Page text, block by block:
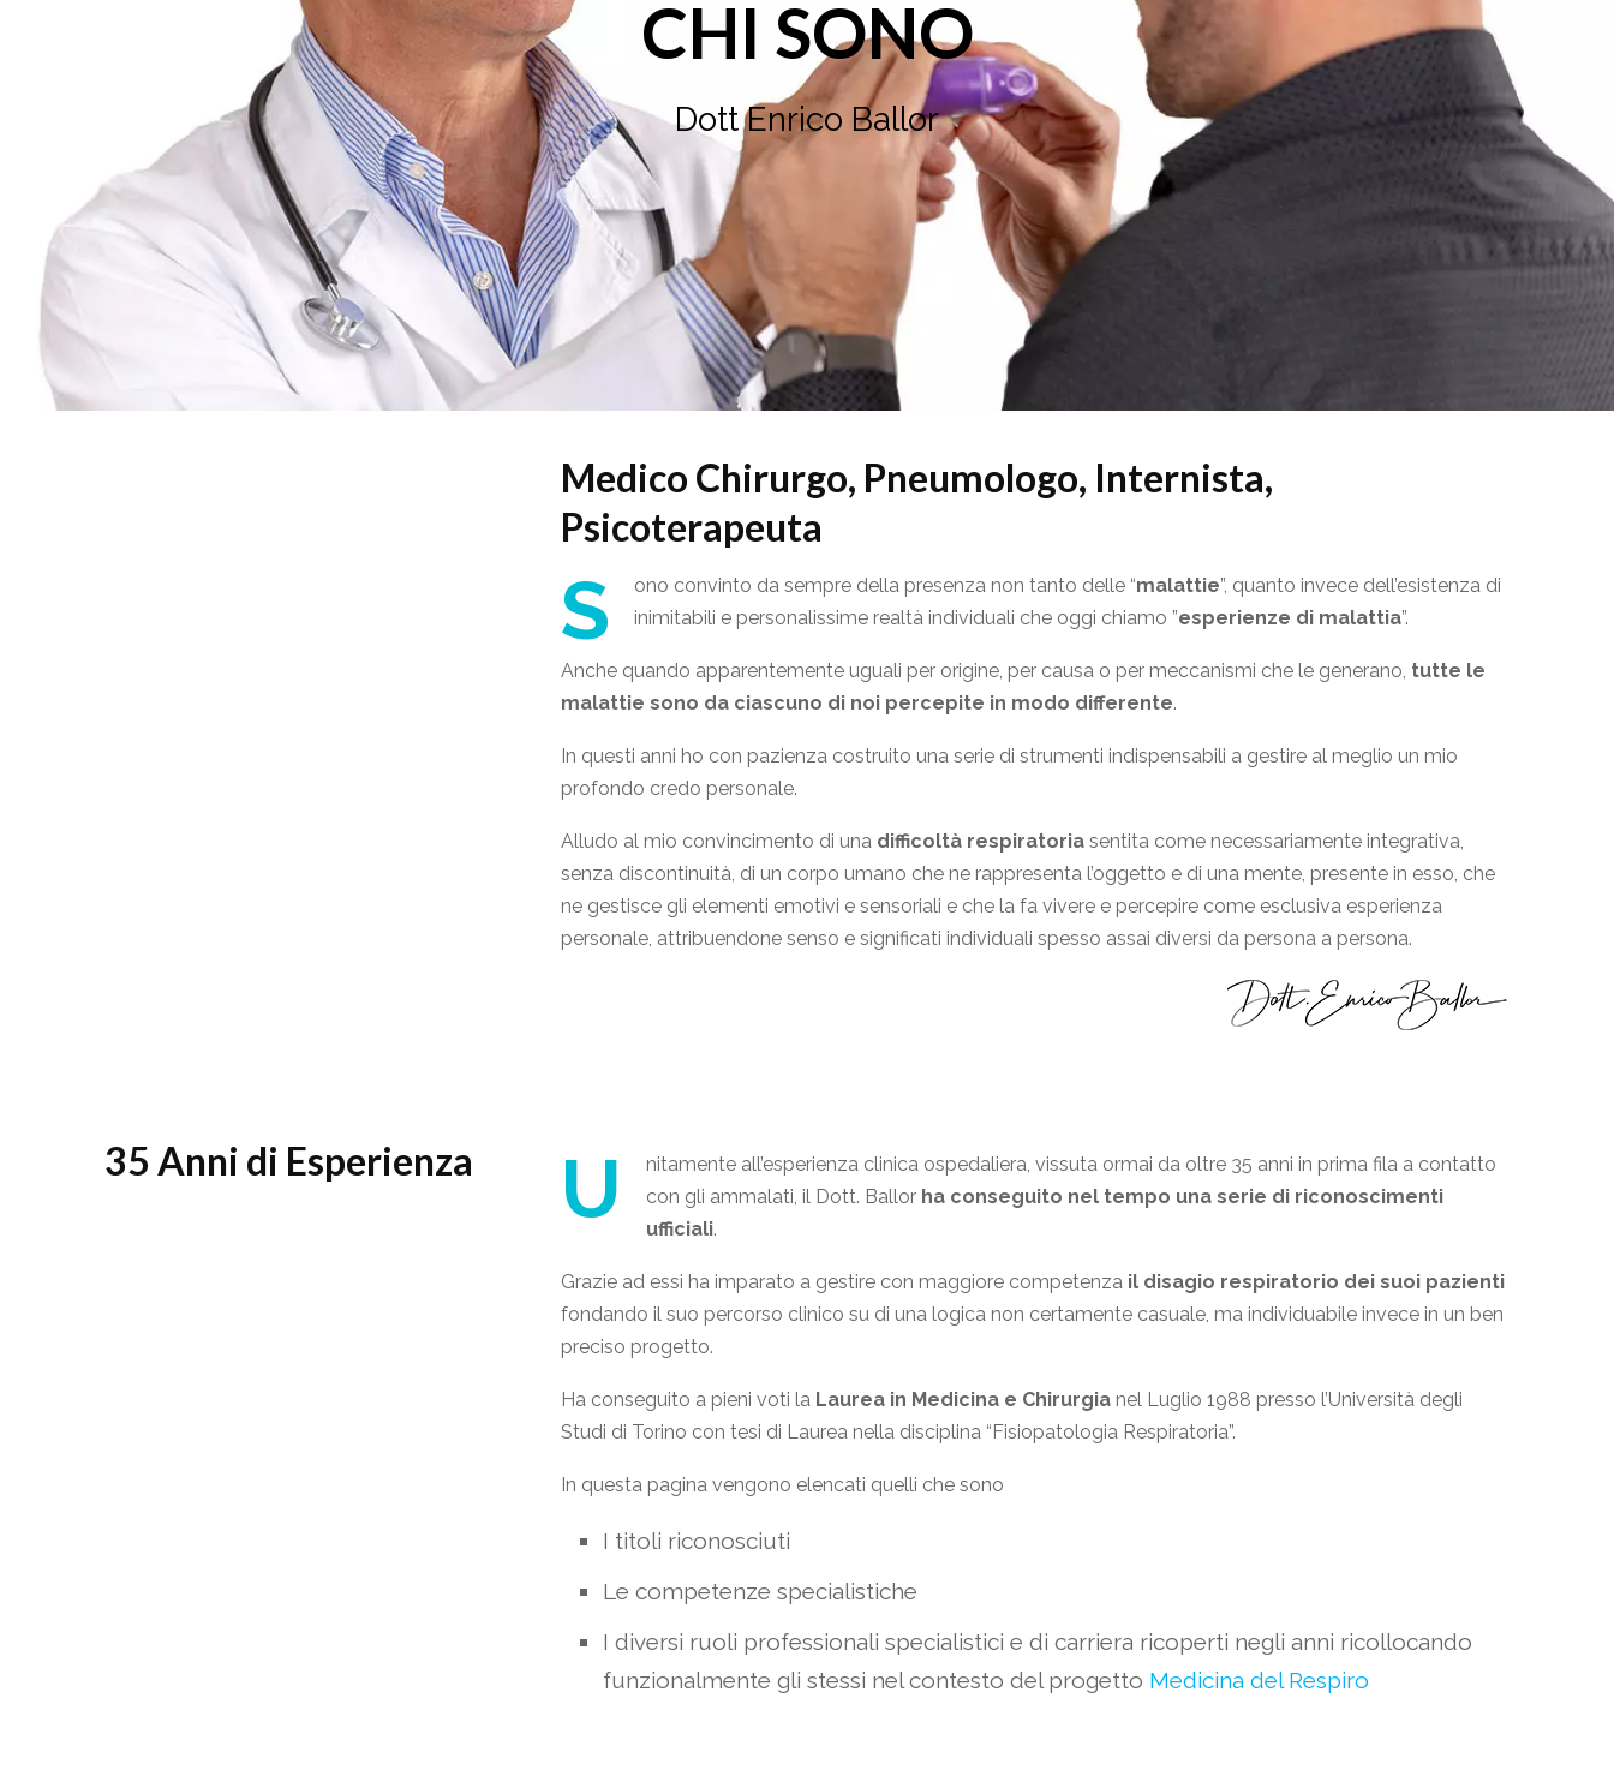
CHI SONO
Dott Enrico Ballor
Medico Chirurgo, Pneumologo, Internista,
Psicoterapeuta
S ono convinto da sempre della presenza non tanto delle “malattie”, quanto invece dell’esistenza di
inimitabili e personalissime realtà individuali che oggi chiamo ”esperienze di malattia”.
Anche quando apparentemente uguali per origine, per causa o per meccanismi che le generano, tutte le
malattie sono da ciascuno di noi percepite in modo differente.
In questi anni ho con pazienza costruito una serie di strumenti indispensabili a gestire al meglio un mio
profondo credo personale.
Alludo al mio convincimento di una difficoltà respiratoria sentita come necessariamente integrativa,
senza discontinuità, di un corpo umano che ne rappresenta l’oggetto e di una mente, presente in esso, che
ne gestisce gli elementi emotivi e sensoriali e che la fa vivere e percepire come esclusiva esperienza
personale, attribuendone senso e significati individuali spesso assai diversi da persona a persona.
U
nitamente all’esperienza clinica ospedaliera, vissuta ormai da oltre 35 anni in prima fila a contatto
con gli ammalati, il Dott. Ballor ha conseguito nel tempo una serie di riconoscimenti
ufficiali.
Grazie ad essi ha imparato a gestire con maggiore competenza il disagio respiratorio dei suoi pazienti
fondando il suo percorso clinico su di una logica non certamente casuale, ma individuabile invece in un ben
preciso progetto.
Ha conseguito a pieni voti la Laurea in Medicina e Chirurgia nel Luglio 1988 presso l’Università degli
Studi di Torino con tesi di Laurea nella disciplina “Fisiopatologia Respiratoria”.
In questa pagina vengono elencati quelli che sono
I titoli riconosciuti
Le competenze specialistiche
I diversi ruoli professionali specialistici e di carriera ricoperti negli anni ricollocando
funzionalmente gli stessi nel contesto del progetto Medicina del Respiro
35 Anni di Esperienza